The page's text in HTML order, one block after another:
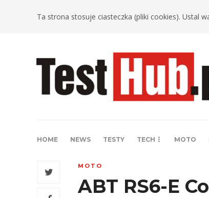
Ta strona stosuje ciasteczka (pliki cookies). Ustal
HOME NEWS TESTY TECH MOTO
MOTO
ABT RS6-E